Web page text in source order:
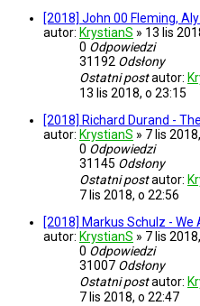
[2018] John 00 Fleming,
autor: KrystianS » 13 lis
0 Odpowiedzi
31192 Odsłony
Ostatni postautor:
13 lis 2018, o 23:15
[2018] Richard Durand -
autor: KrystianS » 7 lis
0 Odpowiedzi
31145 Odsłony
Ostatni postautor:
7 lis 2018, o 22:56
[2018] Markus Schulz - We
autor: KrystianS » 7 lis
0 Odpowiedzi
31007 Odsłony
Ostatni postautor:
7 lis 2018, o 22:47